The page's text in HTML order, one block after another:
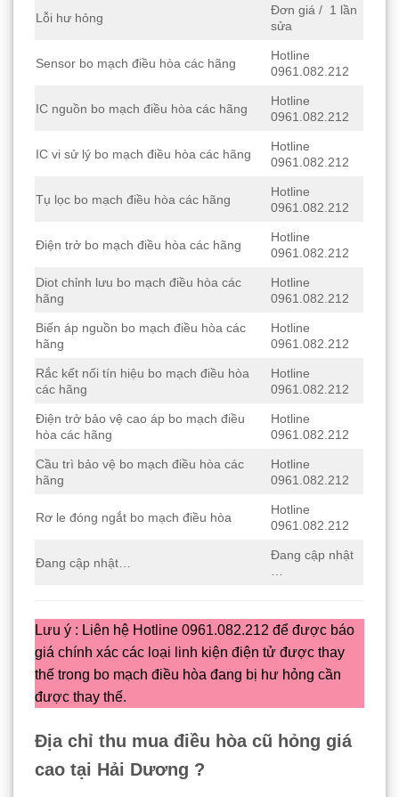
Lỗi hư hỏng
Đơn giá / 1 lần
sửa
Sensor bo mạch điều hòa các hãng
Hotline
0961.082.212
IC nguồn bo mạch điều hòa các hãng
Hotline
0961.082.212
IC vi sử lý bo mạch điều hòa các hãng
Hotline
0961.082.212
Tụ lọc bo mạch điều hòa các hãng
Hotline
0961.082.212
Điện trở bo mạch điều hòa các hãng
Hotline
0961.082.212
Diot chỉnh lưu bo mạch điều hòa các
hãng
Hotline
0961.082.212
Biến áp nguồn bo mạch điều hòa các
hãng
Hotline
0961.082.212
Rắc kết nối tín hiệu bo mạch điều hòa
các hãng
Hotline
0961.082.212
Điện trở bảo vệ cao áp bo mạch điều
hòa các hãng
Hotline
0961.082.212
Cầu trì bảo vệ bo mạch điều hòa các
hãng
Hotline
0961.082.212
Rơ le đóng ngắt bo mạch điều hòa
Hotline
0961.082.212
Đang cập nhật…
Đang cập nhật
Lưu ý : Liên hệ Hotline 0961.082.212 để được báo
giá chính xác các loại linh kiện điện tử được thay
thế trong bo mạch điều hòa đang bị hư hỏng cần
được thay thế.
Địa chỉ thu mua điều hòa cũ hỏng giá
cao tại Hải Dương ?